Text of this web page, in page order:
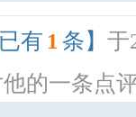
已有 1 条】 于
的一条点